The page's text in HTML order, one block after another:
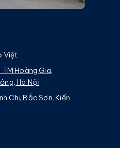
Việt
TM Hoàng Gia,
Hà Nội
Chi, Bắc Sơn, Kiến